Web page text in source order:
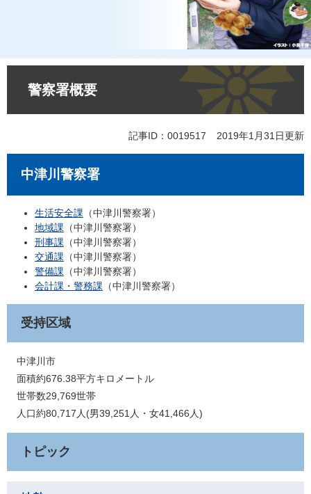
警察署概要
記事ID：0019517 2019年1月31日更新
中津川警察署
生活安全課 （中津川警察署）
地域課 （中津川警察署）
刑事課 （中津川警察署）
交通課 （中津川警察署）
警備課 （中津川警察署）
会計課・警務課 （中津川警察署）
受持区域
中津川市
面積約676.38平方キロメートル
世帯数29,769世帯
人口約80,717人(男39,251人・女41,466人)
トピック